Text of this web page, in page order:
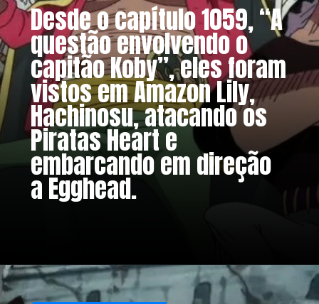
Desde o capítulo 1059, “A
questão envolvendo o
capitão Koby”, eles foram
vistos em Amazon Lily,
Hachinosu, atacando os
Piratas Heart e
embarcando em direção
a Egghead.